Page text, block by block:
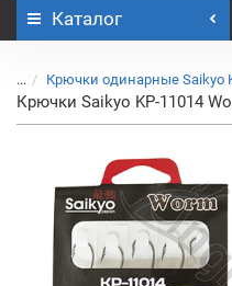
Каталог
... Крючки одинарные Saikyo
Крючки Saikyo KP-11014